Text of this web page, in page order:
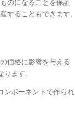
のになることを保証
することもできます,
価格に影響を与える
ります.
ンポーネントで作られ